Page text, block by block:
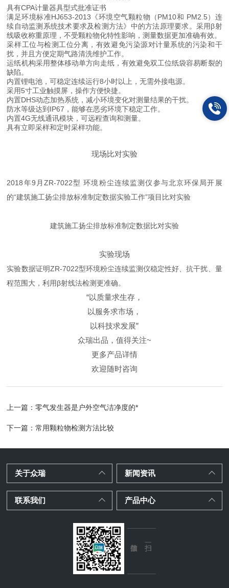
具有CPA计量器具型式批准证书
满足环境标准HJ653-2013《环境空气颗粒物（PM10和 PM2.5）连
续自动监测系统技术要求及检测方法》中的方法原理要求。采用β射
线吸收称重原理，不受颗粒物化特性影响，测量数据更加准确有效。
采样工位与检测工位分离，有效避免污染源对计量系统的污染和干
扰，并且方便定期气路清洗维护工作。
运纸机构采用整体移动单方向走纸，有效避免双工位纸袋容易断裂的
缺陷。
内置锂电池，可稳定连续运行8小时以上，无需外接电源。
采用5寸工业触摸屏，操作方便快捷。
内置DHS动态加热系统，减小环境变化对测量结果的干扰。
防水等级达到IP67，能够在恶劣环境下稳定工作。
内置4G无线通讯模块，可远程查询和测量。
具有立即采样和定时采样功能。
现场比对实验
2018年9月ZR-7022型 环境粉尘连续监测仪参与北京环保局开展
的“建筑施工扬尘排放标准制定数据实验工作”项目比对实验
建筑施工扬尘排放标准制定数据比对实验
实验现场
实验数据证明ZR-7022型环境粉尘连续监测仪稳定性好、抗干扰、量
程范围大，利用β射线法检测更准确。
“以质量求生存，
以服务求市场，
以科技求发展”
众瑞出品，值得关注~
更多产品详情
欢迎随时咨询
上一篇：零气发生器是户外空气洁净度的*
下一篇：常用颗粒物检测方法比较
关于众瑞 新闻资讯
联系我们 产品中心